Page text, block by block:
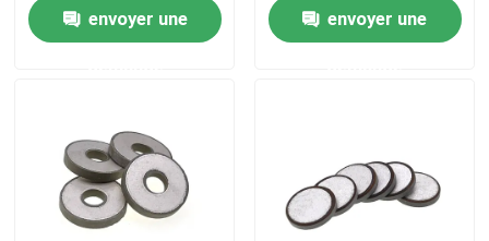
Produits
À propos de nous
Visite de l'usine
envoyer une
envoyer une